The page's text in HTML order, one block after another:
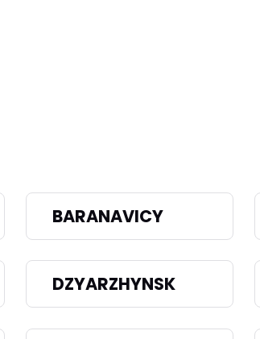
BARANAVICY
DZYARZHYNSK